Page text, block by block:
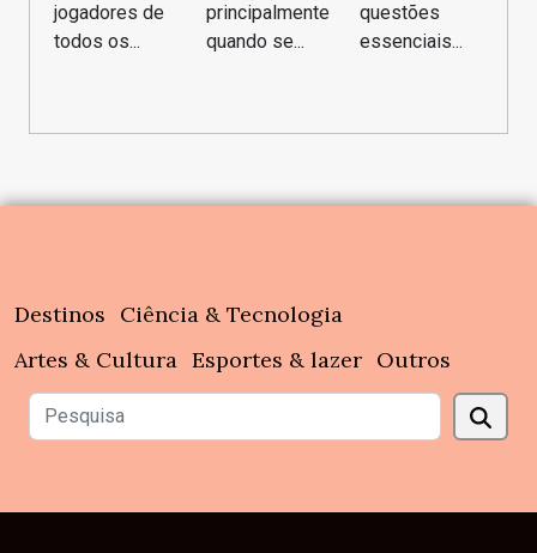
jogadores de
todos os...
principalmente
quando se...
questões
essenciais...
Destinos
Ciência & Tecnologia
Artes & Cultura Esportes & lazer Outros